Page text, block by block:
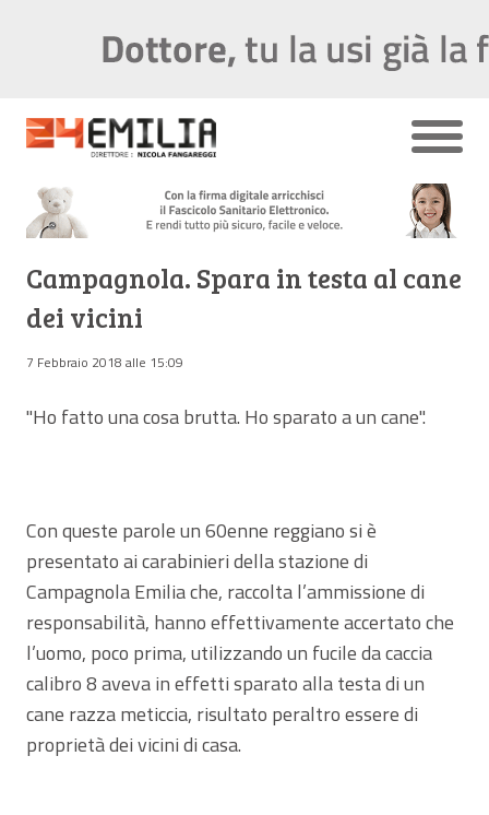
Campagnola. Spara in testa al cane
dei vicini
7 Febbraio 2018 alle 15:09
"Ho fatto una cosa brutta. Ho sparato a un cane".
Con queste parole un 60enne reggiano si è
presentato ai carabinieri della stazione di
Campagnola Emilia che, raccolta l’ammissione di
responsabilità, hanno effettivamente accertato che
l’uomo, poco prima, utilizzando un fucile da caccia
calibro 8 aveva in effetti sparato alla testa di un
cane razza meticcia, risultato peraltro essere di
proprietà dei vicini di casa.